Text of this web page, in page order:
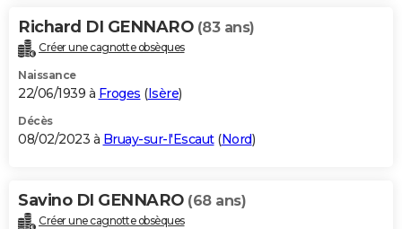
Richard DI GENNARO (83 ans)
Créer une cagnotte obsèques
Naissance
22/06/1939 à Froges (Isère)
Décès
08/02/2023 à Bruay-sur-l'Escaut(Nord)
Savino DI GENNARO (68 ans)
Créer une cagnotte obsèques